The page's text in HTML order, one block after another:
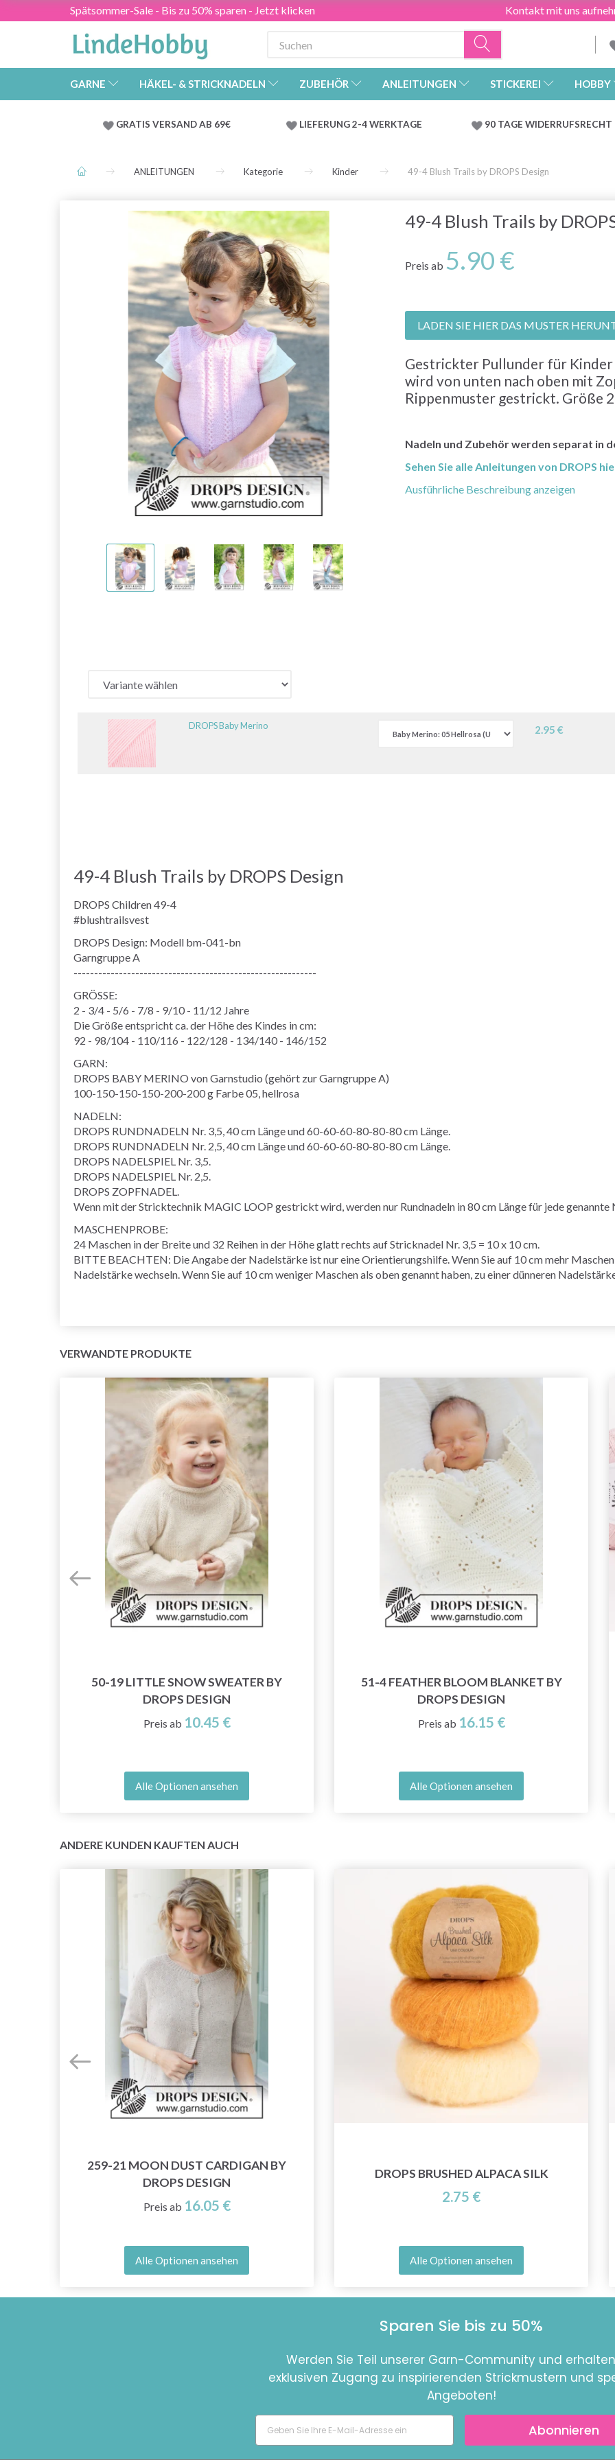
Spätsommer-Sale - Bis zu 50% sparen - Jetzt klicken Kontakt mit uns
GARNE HÄKEL- & STRICKNADELN ZUBEHÖR ANLEITUNGEN STICKEREI HOBBY
GRATIS VERSAND AB 69€ LIEFERUNG 2-4 WERKTAGE 90 TAGE WIDERRUFSRECHT
ANLEITUNGEN Kategorie Kinder 49-4 Blush Trails by DROPS Design
49-4 Blush Trails by
Preis ab 5.90 €
LADEN SIE HIER DAS MUSTER
Gestrickter Pullunder für Kinder
wird von unten nach oben mit
Rippenmuster gestrickt. Größe 2
Nadeln und Zubehör werden separat in
Sehen Sie alle Anleitungen von DROPS
Ausführliche Beschreibung anzeigen
DROPS Baby Merino 2.95 €
49-4 Blush Trails by DROPS Design
DROPS Children 49-4
#blushtrailsvest
DROPS Design: Modell bm-041-bn
Garngruppe A
-----------------------------------------------------------
GRÖSSE:
2 - 3/4 - 5/6 - 7/8 - 9/10 - 11/12 Jahre
Die Größe entspricht ca. der Höhe des Kindes in cm:
92 - 98/104 - 110/116 - 122/128 - 134/140 - 146/152
GARN:
DROPS BABY MERINO von Garnstudio (gehört zur Garngruppe A)
100-150-150-150-200-200 g Farbe 05, hellrosa
NADELN:
DROPS RUNDNADELN Nr. 3,5, 40 cm Länge und 60-60-60-80-80-80 cm Länge.
DROPS RUNDNADELN Nr. 2,5, 40 cm Länge und 60-60-60-80-80-80 cm Länge.
DROPS NADELSPIEL Nr. 3,5.
DROPS NADELSPIEL Nr. 2,5.
DROPS ZOPFNADEL.
Wenn mit der Stricktechnik MAGIC LOOP gestrickt wird, werden nur Rundnadeln in 80 cm Länge für jede
MASCHENPROBE:
24 Maschen in der Breite und 32 Reihen in der Höhe glatt rechts auf Stricknadel Nr. 3,5 = 10 x 10 cm.
BITTE BEACHTEN: Die Angabe der Nadelstärke ist nur eine Orientierungshilfe. Wenn Sie auf 10 cm mehr
Nadelstärke wechseln. Wenn Sie auf 10 cm weniger Maschen als oben genannt haben, zu einer dünneren
VERWANDTE PRODUKTE
50-19 LITTLE SNOW SWEATER BY
DROPS DESIGN
Preis ab 10.45 €
Alle Optionen ansehen
51-4 FEATHER BLOOM BLANKET BY
DROPS DESIGN
Preis ab 16.15 €
Alle Optionen ansehen
ANDERE KUNDEN KAUFTEN AUCH
259-21 MOON DUST CARDIGAN BY
DROPS DESIGN
Preis ab 16.05 €
Alle Optionen ansehen
DROPS BRUSHED ALPACA SILK
2.75 €
Alle Optionen ansehen
Sparen Sie bis zu 50%
Werden Sie Teil unserer Garn-Community und
exklusiven Zugang zu inspirierenden Strickmustern und
Angeboten!
Abonnieren
Sparen Sie bis zu 50%
Werden Sie Teil unserer Garn-Community
und erhalten Sie exklusiven Zugang zu
inspirierenden Strickmustern und speziellen
Angeboten!
Jetzt anmelden
Nein danke